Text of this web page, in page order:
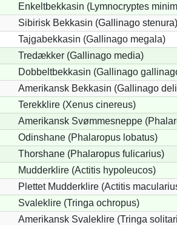
Enkeltbekkasin (Lymnocryptes
Sibirisk Bekkasin (Gallinago stenura)
Tajgabekkasin (Gallinago megala)
Tredækker (Gallinago media)
Dobbeltbekkasin (Gallinago
Amerikansk Bekkasin (Gallinago
Terekklire (Xenus cinereus)
Amerikansk Svømmesneppe
Odinshane (Phalaropus lobatus)
Thorshane (Phalaropus fulicarius)
Mudderklire (Actitis hypoleucos)
Plettet Mudderklire (Actitis
Svaleklire (Tringa ochropus)
Amerikansk Svaleklire (Tringa